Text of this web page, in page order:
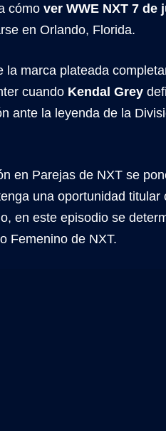
cómo ver WWE NXT 7 de
en Orlando, Florida.
la marca plateada
cuando Kendal Grey
ante la leyenda de la
en Parejas de NXT se
una oportunidad titular
en este episodio se
Femenino de NXT.